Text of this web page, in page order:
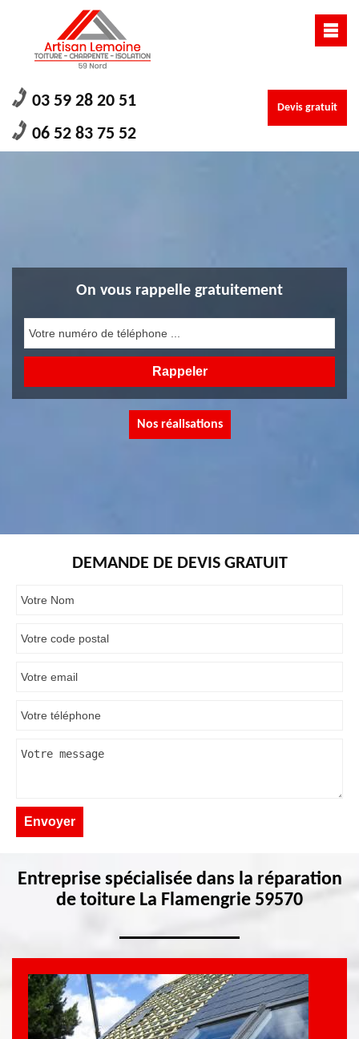
03 59 28 20 51
06 52 83 75 52
Devis gratuit
On vous rappelle gratuitement
Nos réalisations
DEMANDE DE DEVIS GRATUIT
Entreprise spécialisée dans la réparation
de toiture La Flamengrie 59570